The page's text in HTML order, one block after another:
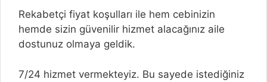
Rekabetçi fiyat koşulları ile hem cebinizin
hemde sizin güvenilir hizmet alacağınız aile
dostunuz olmaya geldik.
7/24 hizmet vermekteyiz. Bu sayede istediğiniz